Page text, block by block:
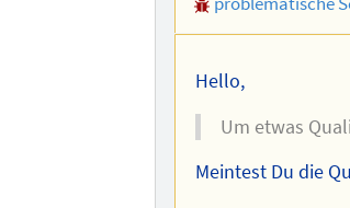
Autors
Hello,
Um etwas
Meintest Du die